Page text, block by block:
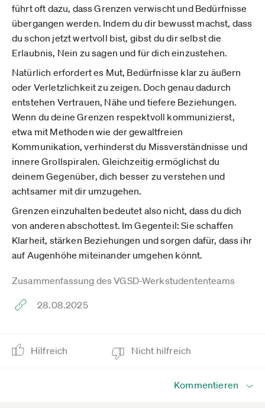
führt oft dazu, dass Grenzen verwischt und Bedürfnisse
übergangen werden. Indem du dir bewusst machst, dass
du schon jetzt wertvoll bist, gibst du dir selbst die
Erlaubnis, Nein zu sagen und für dich einzustehen.
Natürlich erfordert es Mut, Bedürfnisse klar zu äußern
oder Verletzlichkeit zu zeigen. Doch genau dadurch
entstehen Vertrauen, Nähe und tiefere Beziehungen.
Wenn du deine Grenzen respektvoll kommunizierst,
etwa mit Methoden wie der gewaltfreien
Kommunikation, verhinderst du Missverständnisse und
innere Grollspiralen. Gleichzeitig ermöglichst du
deinem Gegenüber, dich besser zu verstehen und
achtsamer mit dir umzugehen.
Grenzen einzuhalten bedeutet also nicht, dass du dich
von anderen abschottest. Im Gegenteil: Sie schaffen
Klarheit, stärken Beziehungen und sorgen dafür, dass ihr
auf Augenhöhe miteinander umgehen könnt.
Zusammenfassung des VGSD-Werkstudententeams
28.08.2025
Hilfreich Nicht hilfreich
Kommentieren